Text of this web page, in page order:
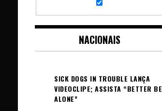
NACIONAIS
SICK DOGS IN TROUBLE LANÇA
VIDEOCLIPE; ASSISTA “BETTER BE
ALONE”